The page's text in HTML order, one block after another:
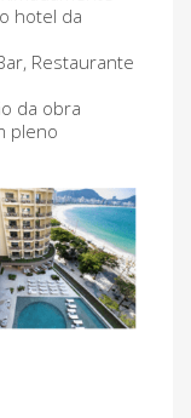
hotel da
Restaurante
da obra
pleno